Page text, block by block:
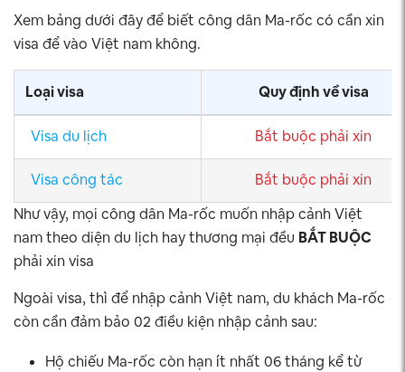
Xem bảng dưới đây để biết công dân Ma-rốc có cần xin
visa để vào Việt nam không.
Loại visa Quy định về visa
Visa du lịch Bắt buộc phải xin
Visa công tác
Bắt buộc phải xin
Như vậy, mọi công dân Ma-rốc muốn nhập cảnh Việt
nam theo diện du lịch hay thương mại đều BẮT BUỘC
phải xin visa
Ngoài visa, thì để nhập cảnh Việt nam, du khách Ma-rốc
còn cần đảm bảo 02 điều kiện nhập cảnh sau:
Hộ chiếu Ma-rốc còn hạn ít nhất 06 tháng kể từ